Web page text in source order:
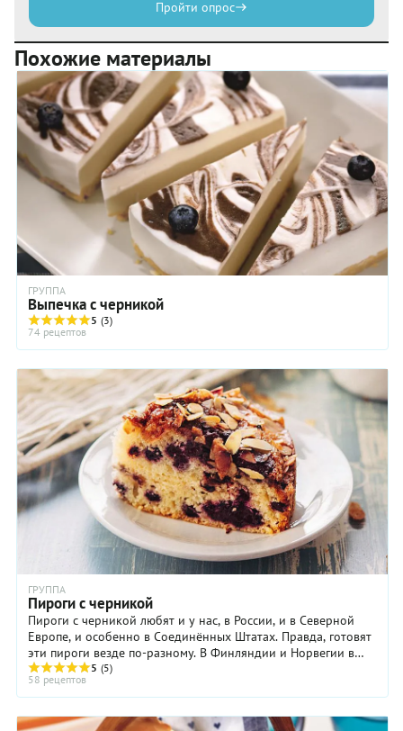
Пройти опрос
Похожие материалы
ГРУППА
Выпечка с черникой
5 (3)
74 рецептов
ГРУППА
Пироги с черникой
Пироги с черникой любят и у нас, в России, и в Северной
Европе, и особенно в Соединённых Штатах. Правда, готовят
эти пироги везде по-разному. В Финляндии и Норвегии в
начинку скорее всего предпочтут ...
5 (5)
58 рецептов